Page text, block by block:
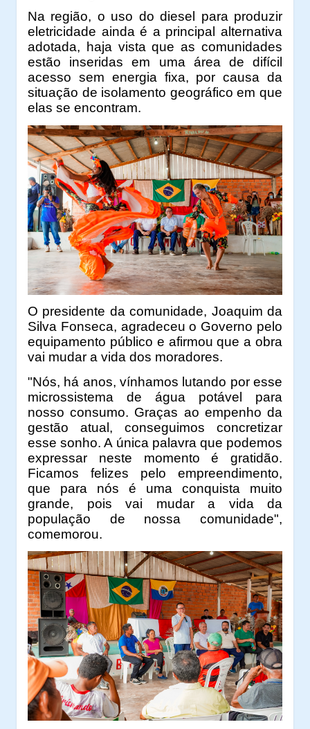
Na região, o uso do diesel para produzir
eletricidade ainda é a principal alternativa
adotada, haja vista que as comunidades
estão inseridas em uma área de difícil
acesso sem energia fixa, por causa da
situação de isolamento geográfico em que
elas se encontram.
O presidente da comunidade, Joaquim da
Silva Fonseca, agradeceu o Governo pelo
equipamento público e afirmou que a obra
vai mudar a vida dos moradores.
"Nós, há anos, vínhamos lutando por esse
microssistema de água potável para
nosso consumo. Graças ao empenho da
gestão atual, conseguimos concretizar
esse sonho. A única palavra que podemos
expressar neste momento é gratidão.
Ficamos felizes pelo empreendimento,
que para nós é uma conquista muito
grande, pois vai mudar a vida da
população de nossa comunidade",
comemorou.